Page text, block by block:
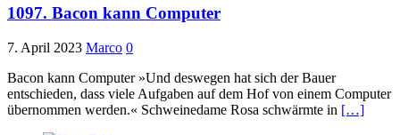
1097. Bacon kann Computer
7. April 2023 Marco 0
Bacon kann Computer »Und deswegen hat sich der Bauer
entschieden, dass viele Aufgaben auf dem Hof von einem Computer
übernommen werden.« Schweinedame Rosa schwärmte in […]